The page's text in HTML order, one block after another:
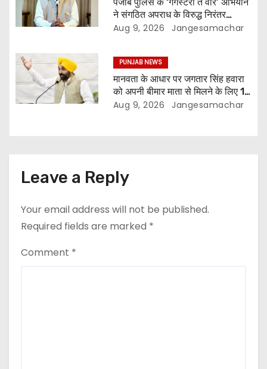
ने संगठित अपराध के विरुद्ध निरंतर
कार्रवाई के 200 दिन पूरे किए ; 1.09
Aug 9, 2026 Jangesamachar
PUNJAB NEWS
मानवता के आधार पर जगतार सिंह हवारा
को अपनी बीमार माता से मिलने के लिए 10
दिन की पैरोल दी जानी चाहिए- मुख्यमंत्री
Aug 9, 2026 Jangesamachar
Leave a Reply
Your email address will not be published.
Required fields are marked *
Comment *